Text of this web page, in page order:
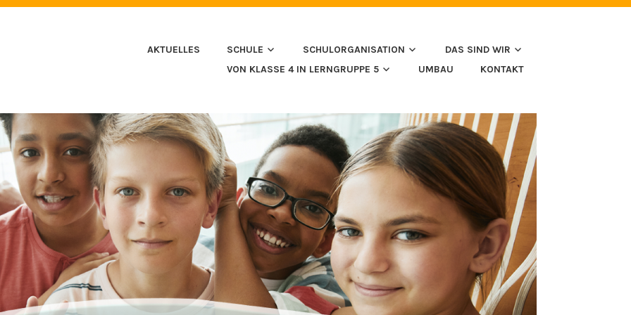
AKTUELLES SCHULE SCHULORGANISATION
DAS SIND WIR
VON KLASSE 4 IN LERNGRUPPE 5
UMBAU KONTAKT